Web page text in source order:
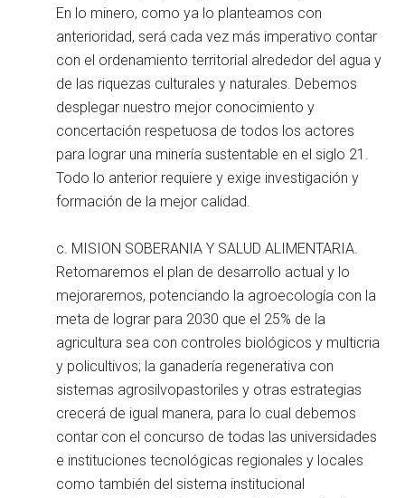
En lo minero, como ya lo planteamos con
anterioridad, será cada vez más imperativo contar
con el ordenamiento territorial alrededor del agua y
de las riquezas culturales y naturales. Debemos
desplegar nuestro mejor conocimiento y
concertación respetuosa de todos los actores
para lograr una minería sustentable en el siglo 21.
Todo lo anterior requiere y exige investigación y
formación de la mejor calidad.
c. MISION SOBERANIA Y SALUD ALIMENTARIA.
Retomaremos el plan de desarrollo actual y lo
mejoraremos, potenciando la agroecología con la
meta de lograr para 2030 que el 25% de la
agricultura sea con controles biológicos y multicria
y policultivos; la ganadería regenerativa con
sistemas agrosilvopastoriles y otras estrategias
crecerá de igual manera, para lo cual debemos
contar con el concurso de todas las universidades
e instituciones tecnológicas regionales y locales
como también del sistema institucional